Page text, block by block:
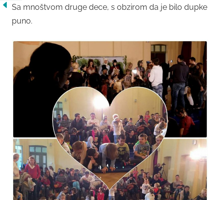
Sa mnoštvom druge dece, s obzirom da je bilo dupke
puno.